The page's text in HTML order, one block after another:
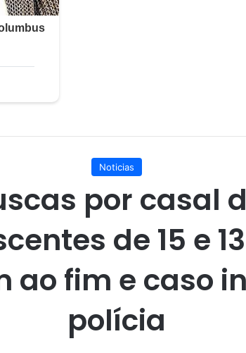
Noticias
por casal
de 15 e
ao fim e caso
polícia